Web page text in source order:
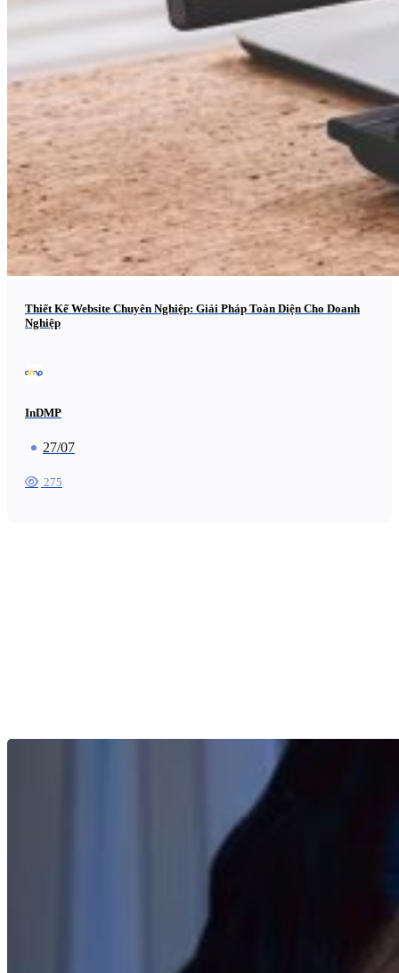
Thiết Kế Website Chuyên Nghiệp: Giải Pháp Toàn Diện Cho Doanh
Nghiệp
InDMP
27/07
275